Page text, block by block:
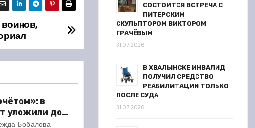
в
уложили до
30 метров
Бобалова
СОСТОИТСЯ ВСТРЕЧА С
ПИТЕРСКИМ
СКУЛЬПТОРОМ ВИКТОРОМ
ГРАЧЁВЫМ
31.07.2026
В ХВАЛЫНСКЕ ИНВАЛИД
ПОЛУЧИЛ СРЕДСТВО
РЕАБИЛИТАЦИИ ТОЛЬКО
ПОСЛЕ СУДА
31.07.2026